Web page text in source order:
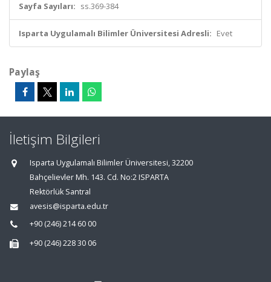
Sayfa Sayıları: ss.369-384
Isparta Uygulamalı Bilimler Üniversitesi Adresli: Evet
Paylaş
İletişim Bilgileri
Isparta Uygulamalı Bilimler Üniversitesi, 32200
Bahçelievler Mh. 143. Cd. No:2 ISPARTA
Rektörlük Santral
avesis@isparta.edu.tr
+90 (246) 214 60 00
+90 (246) 228 30 06